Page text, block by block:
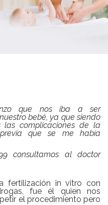
que nos iba a ser
bebé, ya que siendo
las complicaciones de la
que se me había
consultamos al doctor
fertilización in vitro con
fue él quien nos
el procedimiento pero